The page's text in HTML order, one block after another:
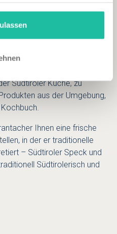
Südtiroler Küche, zu
aus der Umgebung,
Ihnen eine frische
in der er traditionelle
– Südtiroler Speck und
Südtirolerisch und